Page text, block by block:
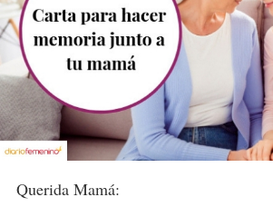
Querida Mamá: